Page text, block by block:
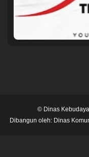
© Dinas
Dibangun oleh: Dinas